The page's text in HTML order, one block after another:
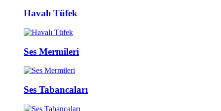
Havalı Tüfek
Ses Mermileri
Ses Tabancaları